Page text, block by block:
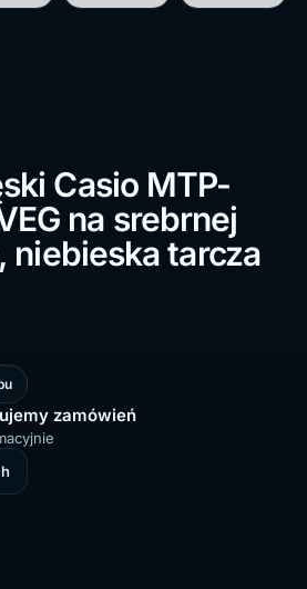
Casio MTP-
na srebrnej
niebieska tarcza
zamówień